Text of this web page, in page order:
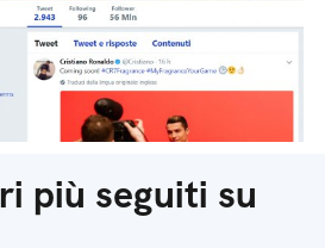
più seguiti su